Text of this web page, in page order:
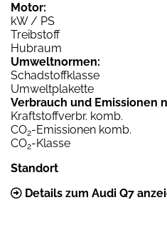
Motor:
kW / PS
Treibstoff
Hubraum
Umweltnormen:
Schadstoffklasse
Umweltplakette
Verbrauch und Emissionen
Kraftstoffverbr. komb.
CO2-Emissionen komb.
CO2-Klasse
Standort
Details zum Audi Q7